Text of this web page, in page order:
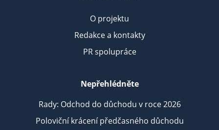
O projektu
Redakce a kontakty
PR spolupráce
Nepřehlédněte
Rady: Odchod do důchodu v roce 2026
Poloviční krácení předčasného důchodu